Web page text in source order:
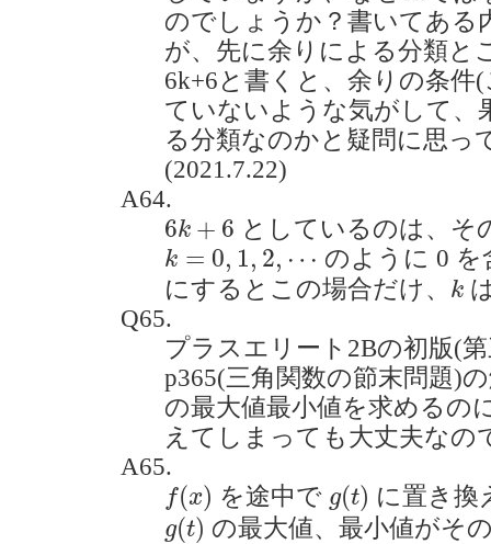
のでしょうか？書いてある
が、先に余りによる分類と
6k+6と書くと、余りの条
ていないような気がして、
る分類なのかと疑問に思っ
(2021.7.22)
A64.
6k + 6
6k +6 としているのは、そ
k = 0, 1, 2, ⋯
k 0,1 2,⋯
のように 0
にするとこの場合だけ、
k
k
Q65.
プラスエリート2Bの初版(
p365(三角関数の節末問題)
の最大値最小値を求めるの
えてしまっても大丈夫なの
A65.
f(x)
f(x を途中で g(t)
(t) に置き換
g(t)
g (t) の最大値、最小値がそ